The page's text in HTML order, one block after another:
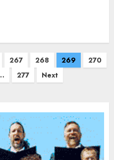
267 268 269
270
277 Next